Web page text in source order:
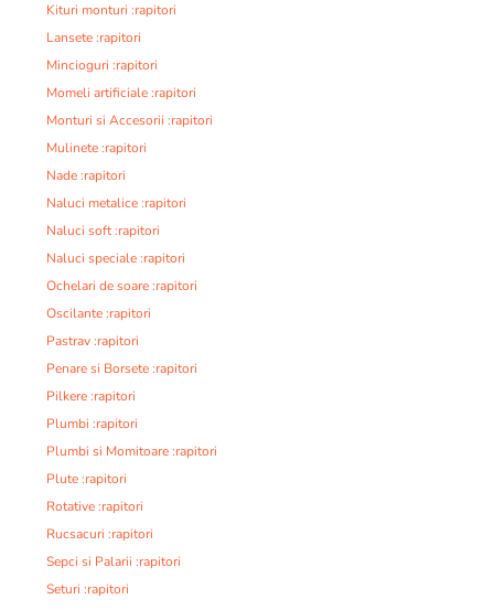
Kituri monturi :rapitori
Lansete :rapitori
Mincioguri :rapitori
Momeli artificiale :rapitori
Monturi si Accesorii :rapitori
Mulinete :rapitori
Nade :rapitori
Naluci metalice :rapitori
Naluci soft :rapitori
Naluci speciale :rapitori
Ochelari de soare :rapitori
Oscilante :rapitori
Pastrav :rapitori
Penare si Borsete :rapitori
Pilkere :rapitori
Plumbi :rapitori
Plumbi si Momitoare :rapitori
Plute :rapitori
Rotative :rapitori
Rucsacuri :rapitori
Sepci si Palarii :rapitori
Seturi :rapitori